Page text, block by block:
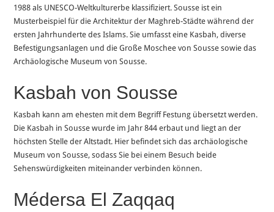
1988 als UNESCO-Weltkulturerbe klassifiziert. Sousse ist ein
Musterbeispiel für die Architektur der Maghreb-Städte während der
ersten Jahrhunderte des Islams. Sie umfasst eine Kasbah, diverse
Befestigungsanlagen und die Große Moschee von Sousse sowie das
Archäologische Museum von Sousse.
Kasbah von Sousse
Kasbah kann am ehesten mit dem Begriff Festung übersetzt werden.
Die Kasbah in Sousse wurde im Jahr 844 erbaut und liegt an der
höchsten Stelle der Altstadt. Hier befindet sich das archäologische
Museum von Sousse, sodass Sie bei einem Besuch beide
Sehenswürdigkeiten miteinander verbinden können.
Médersa El Zaqqaq